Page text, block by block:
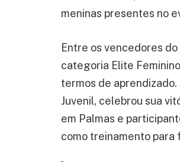
meninas presentes no
Entre os vencedores
categoria Elite
termos de
Juvenil, celebrou sua
em Palmas e
como treinamento para